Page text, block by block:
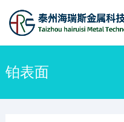
铂表面